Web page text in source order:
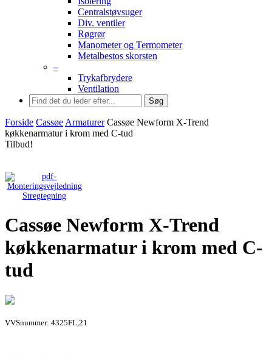
Centralstøvsuger
Div. ventiler
Røgrør
Manometer og Termometer
Metalbestos skorsten
–
Trykafbrydere
Ventilation
Søg
Forside Cassøe Armaturer Cassøe Newform X-Trend
køkkenarmatur i krom med C-tud
Tilbud!
Stregtegning
Cassøe Newform X-Trend
køkkenarmatur i krom med C-
tud
VVSnummer: 4325FL,21